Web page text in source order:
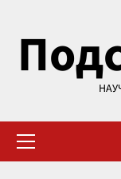
содержимому
меню